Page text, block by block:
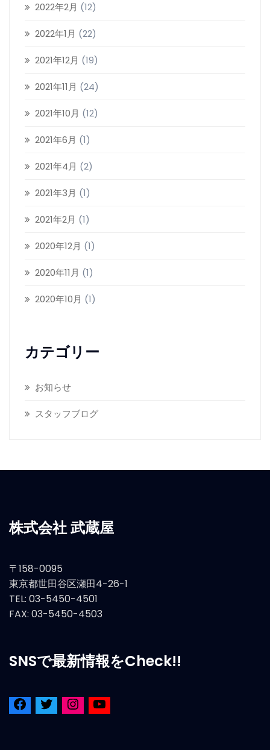
2022年2月 (12)
2022年1月 (22)
2021年12月 (19)
2021年11月 (24)
2021年10月 (12)
2021年6月 (1)
2021年4月 (2)
2021年3月 (1)
2021年2月 (1)
2020年12月 (1)
2020年11月 (1)
2020年10月 (1)
カテゴリー
お知らせ
スタッフブログ
株式会社 武蔵屋
〒158-0095
東京都世田谷区瀬田4-26-1
TEL: 03-5450-4501
FAX: 03-5450-4503
SNSで最新情報をCheck!!